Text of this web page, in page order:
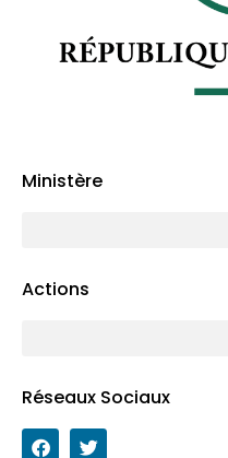
Ministère
Actions
Réseaux Sociaux